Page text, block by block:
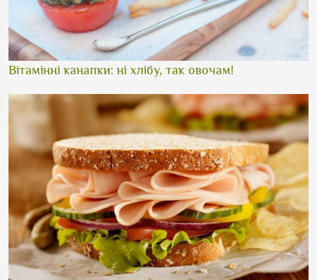
Вітамінні канапки: ні хлібу, так овочам!